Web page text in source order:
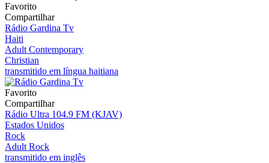
Favorito
Compartilhar
Rádio Gardina Tv
Haiti
Adult Contemporary
Christian
transmitido em língua haitiana
Favorito
Compartilhar
Rádio Ultra 104.9 FM (KJAV)
Estados Unidos
Rock
Adult Rock
transmitido em inglês